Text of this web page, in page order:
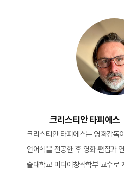
크리스티안 타피에스
크리스티안 타피에스는 영화감독
언어학을 전공한 후 영화 편집과
술대학교 미디어창작학부 교수로